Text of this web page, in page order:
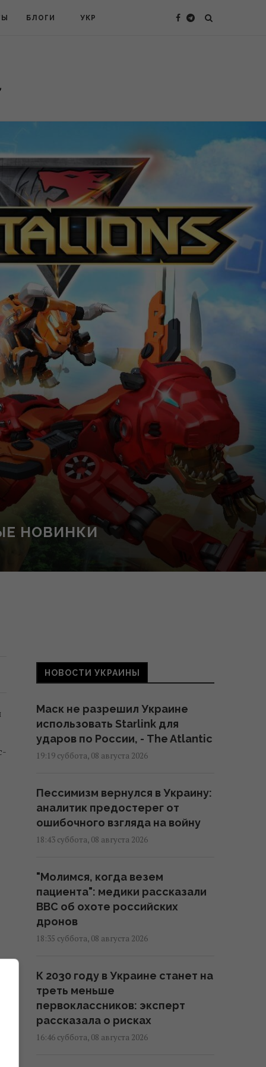
БЛОГИ УКР
НОВИНКИ
НОВОСТИ УКРАИНЫ
Маск не разрешил Украине
использовать Starlink для
ударов по России, - The Atlantic
19:19 суббота, 08 августа 2026
Пессимизм вернулся в Украину:
аналитик предостерег от
ошибочного взгляда на войну
18:43 суббота, 08 августа 2026
"Молимся, когда везем
пациента": медики рассказали
BBC об охоте российских
дронов
18:35 суббота, 08 августа 2026
К 2030 году в Украине станет на
треть меньше
первоклассников: эксперт
рассказала о рисках
16:46 суббота, 08 августа 2026